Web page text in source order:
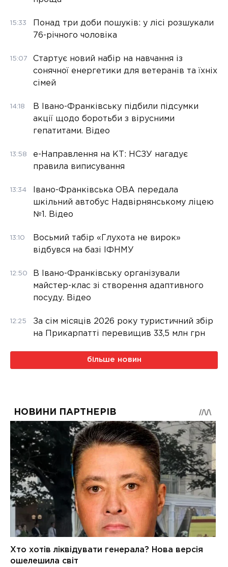
15:33
Понад три доби пошуків: у лісі розшукали
76-річного чоловіка
15:07
Стартує новий набір на навчання із
сонячної енергетики для ветеранів та їхніх
сімей
14:18
В Івано-Франківську підбили підсумки
акції щодо боротьби з вірусними
гепатитами. Відео
13:58
е-Направлення на КТ: НСЗУ нагадує
правила виписування
13:34
Івано-Франківська ОВА передала
шкільний автобус Надвірнянському ліцею
№1. Відео
13:10
Восьмий табір «Глухота не вирок»
відбувся на базі ІФНМУ
12:50
В Івано-Франківську організували
майстер-клас зі створення адаптивного
посуду. Відео
12:25
За сім місяців 2026 року туристичний збір
на Прикарпатті перевищив 33,5 млн грн
більше новин